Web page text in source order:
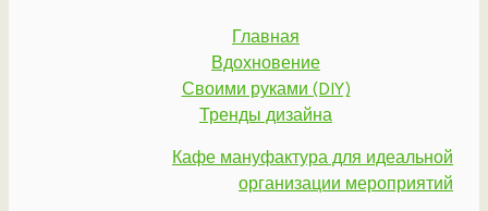
Главная
Вдохновение
Своими руками (DIY)
Тренды дизайна
Кафе мануфактура для идеальной
организации мероприятий